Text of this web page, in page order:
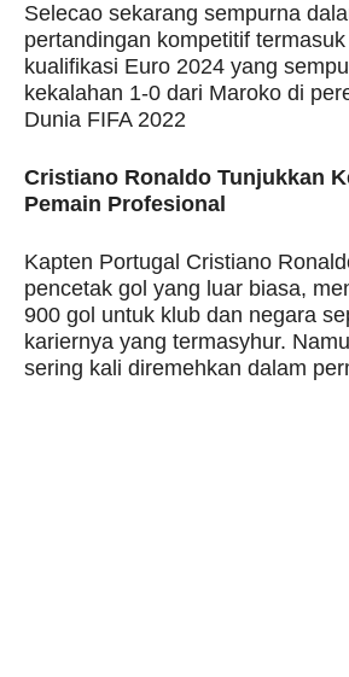
Selecao sekarang sempurna
pertandingan kompetitif
kualifikasi Euro 2024 yang
kekalahan 1-0 dari Maroko di
Dunia FIFA 2022
Cristiano Ronaldo Tunjukkan
Pemain Profesional
Kapten Portugal Cristiano
pencetak gol yang luar biasa,
900 gol untuk klub dan negara
kariernya yang termasyhur.
sering kali diremehkan dalam